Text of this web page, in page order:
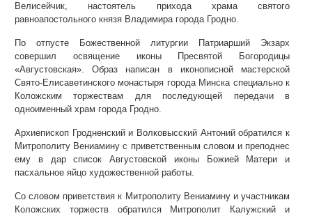
Велисейчик, настоятель прихода храма святого
равноапостольного князя Владимира города Гродно.
По отпусте Божественной литургии Патриарший Экзарх
совершил освящение иконы Пресвятой Богородицы
«Августовская». Образ написан в иконописной мастерской
Свято-Елисаветинского монастыря города Минска специально к
Коложским торжествам для последующей передачи в
одноименный храм города Гродно.
Архиепископ Гродненский и Волковысский Антоний обратился к
Митрополиту Вениамину с приветственным словом и преподнес
ему в дар список Августовской иконы Божией Матери и
пасхальное яйцо художественной работы.
Со словом приветствия к Митрополиту Вениамину и участникам
Коложских торжеств обратился Митрополит Калужский и